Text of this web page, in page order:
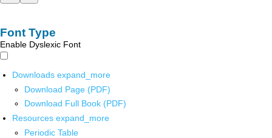
Font Type
Enable Dyslexic Font
Downloads expand_more
Download Page (PDF)
Download Full Book (PDF)
Resources expand_more
Periodic Table